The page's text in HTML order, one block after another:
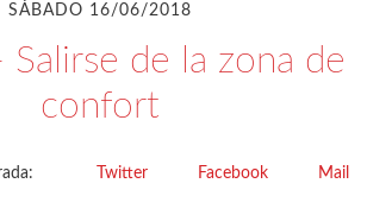
SÁBADO 16/06/2018
Salirse de la zona de
confort
Twitter Facebook Mail